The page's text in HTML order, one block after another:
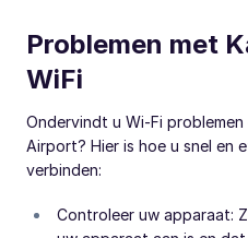
Problemen met
WiFi
Ondervindt u Wi-Fi
Airport? Hier is hoe u snel en
verbinden:
Controleer uw apparaat: